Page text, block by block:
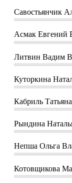
Савостьянчик
Асмак Евгений
Литвин Вадим
Куторкина
Кабриль
Рындина
Непша Ольга
Котовщикова